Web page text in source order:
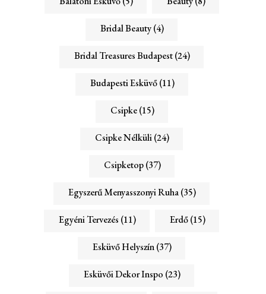
Bridal Beauty(4)
Bridal Treasures Budapest(24)
Budapesti Esküvő(11)
Csipke(15)
Csipke Nélküli(24)
Csipketop(37)
Egyszerű Menyasszonyi Ruha(35)
Egyéni Tervezés (11) Erdő(15)
Esküvő Helyszín(37)
Esküvői Dekor Inspo (23)